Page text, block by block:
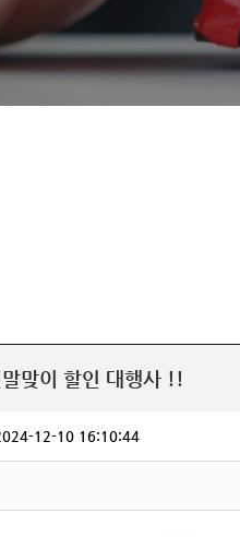
맞이 할인 대행사 !!
12-10 16:10:44